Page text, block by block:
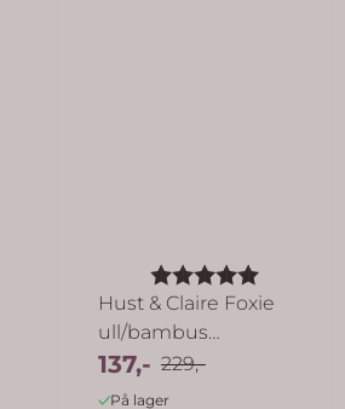
av 5 mulige
Karakter:
Hust & Claire Foxie
ull/bambus
strømpebukse til ...
137,- 229,-
På lager